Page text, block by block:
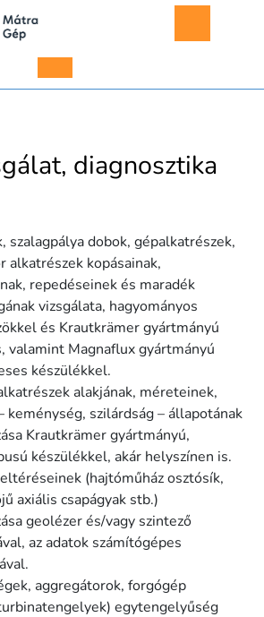
diagnosztika
szalagpálya dobok, gépalkatrészek,
alkatrészek kopásainak,
repedéseinek és maradék
vizsgálata, hagyományos
és Krautkrämer gyártmányú
valamint Magnaflux gyártmányú
készülékkel.
alakjának, méreteinek,
keménység, szilárdság – állapotának
Krautkrämer gyártmányú,
készülékkel, akár helyszínen is.
(hajtóműház osztósík,
axiális csapágyak stb.)
geolézer és/vagy szintező
az adatok számítógépes
aggregátorok, forgógép
egytengelyűség